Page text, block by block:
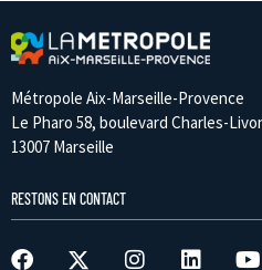
Métropole Aix-Marseille-Provence
Le Pharo 58, boulevard Charles-
13007 Marseille
RESTONS EN CONTACT